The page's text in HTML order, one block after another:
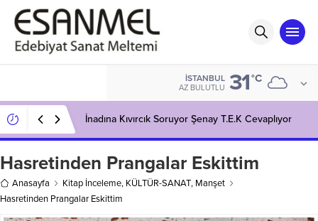
İSTANBUL
AZ BULUTLU 31°C
İnadına Kıvırcık Soruyor Şenay T.E.K Cevaplıyor
Hasretinden Prangalar Eskittim
Anasayfa Kitap İnceleme, KÜLTÜR-SANAT, Manşet
Hasretinden Prangalar Eskittim